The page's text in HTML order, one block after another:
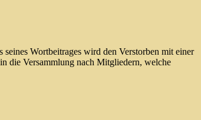
Wortbeitrages wird den Verstorben mit einer
die Versammlung nach Mitgliedern, welche